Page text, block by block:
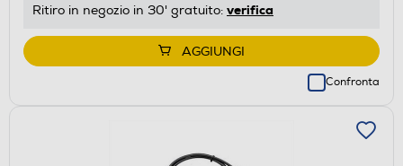
Ritiro in negozio in 30' gratuito: verifica
AGGIUNGI
Confronta